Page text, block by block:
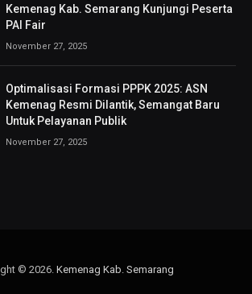
Kemenag Kab. Semarang Kunjungi Peserta
PAI Fair
November 27, 2025
Optimalisasi Formasi PPPK 2025: ASN
Kemenag Resmi Dilantik, Semangat Baru
Untuk Pelayanan Publik
November 27, 2025
© 2026. Kemenag Kab. Semarang